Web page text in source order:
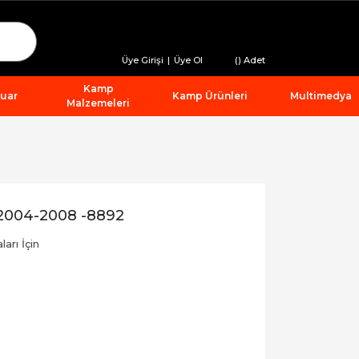
Üye Girişi | Üye Ol () Adet
Kamp
Malzemeleri
Kamp Ürünleri Multimedya
2008 -8892
İçin